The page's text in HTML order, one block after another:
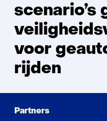
scenario’s
voor
rijden
Partners